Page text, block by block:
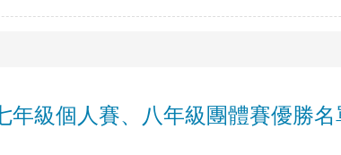
年級個人賽、八年級團體賽優勝名